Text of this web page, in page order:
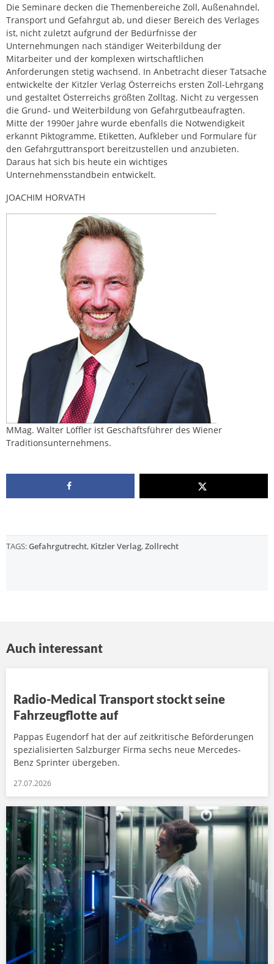
Die Seminare decken die Themenbereiche Zoll, Außenahndel,
Transport und Gefahrgut ab, und dieser Bereich des Verlages
ist, nicht zuletzt aufgrund der Bedürfnisse der
Unternehmungen nach ständiger Weiterbildung der
Mitarbeiter und der komplexen wirtschaftlichen
Anforderungen stetig wachsend. In Anbetracht dieser Tatsache
entwickelte der Kitzler Verlag Österreichs ersten Zoll-Lehrgang
und gestaltet Österreichs größten Zolltag. Nicht zu vergessen
die Grund- und Weiterbildung von Gefahrgutbeaufragten.
Mitte der 1990er Jahre wurde ebenfalls die Notwendigkeit
erkannt Piktogramme, Etiketten, Aufkleber und Formulare für
den Gefahrguttransport bereitzustellen und anzubieten.
Daraus hat sich bis heute ein wichtiges
Unternehmensstandbein entwickelt.
JOACHIM HORVATH
MMag. Walter Löffler ist Geschäftsführer des Wiener
Traditionsunternehmens.
TAGS:Gefahrgutrecht, Kitzler Verlag,Zollrecht
Auch interessant
Radio-Medical Transport stockt seine
Fahrzeugflotte auf
Pappas Eugendorf hat der auf zeitkritische Beförderungen
spezialisierten Salzburger Firma sechs neue Mercedes-
Benz Sprinter übergeben.
27.07.2026